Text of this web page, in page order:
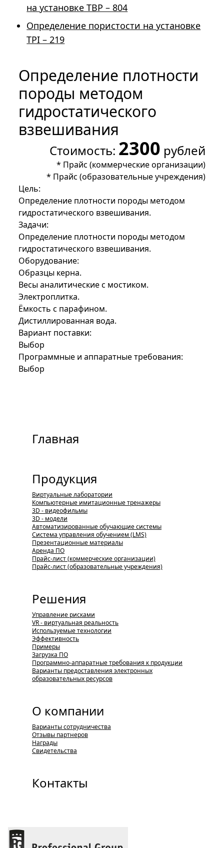
на установке TBP – 804
Определение пористости на установке
TPI – 219
Определение плотности
породы методом
гидростатического
взвешивания
Стоимость: 2300 рублей
* Прайс (коммерческие организации)
* Прайс (образовательные учреждения)
Цель:
Определение плотности породы методом
гидростатического взвешивания.
Задачи:
Определение плотности породы методом
гидростатического взвешивания.
Оборудование:
Образцы керна.
Весы аналитические с мостиком.
Электроплитка.
Ёмкость с парафином.
Дистиллированная вода.
Вариант поставки:
Выбор
Программные и аппаратные требования:
Выбор
Главная
Продукция
Виртуальные лаборатории
Компьютерные имитационные тренажеры
3D - видеофильмы
3D - модели
Автоматизированные обучающие системы
Система управления обучением (LMS)
Презентационные материалы
Аренда ПО
Прайс-лист (коммерческие организации)
Прайс-лист (образовательные учреждения)
Решения
Управление рисками
VR - виртуальная реальность
Используемые технологии
Эффективность
Примеры
Загрузка ПО
Программно-аппаратные требования к продукции
Варианты предоставления электронных
образовательных ресурсов
О компании
Варианты сотрудничества
Отзывы партнеров
Награды
Свидетельства
Контакты